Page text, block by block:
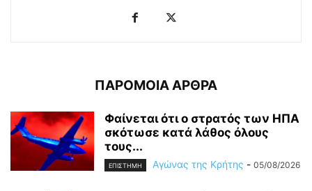
ΠΑΡΟΜΟΙΑ ΑΡΘΡΑ
Φαίνεται ότι ο στρατός των ΗΠΑ
σκότωσε κατά λάθος όλους
τους...
ΕΠΙΣΤΗΜΗ Αγώνας της Κρήτης - 05/08/2026